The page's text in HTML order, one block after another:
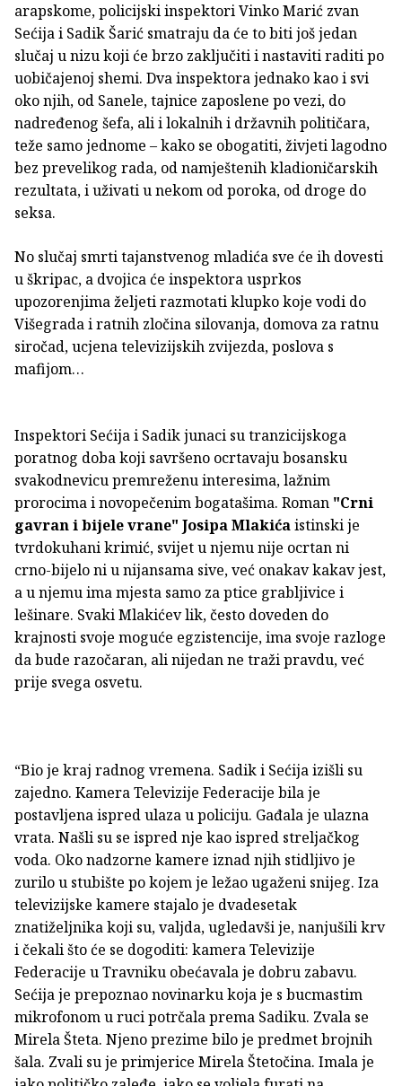
arapskome, policijski inspektori Vinko Marić zvan
Sećija i Sadik Šarić smatraju da će to biti još jedan
slučaj u nizu koji će brzo zaključiti i nastaviti raditi po
uobičajenoj shemi. Dva inspektora jednako kao i svi
oko njih, od Sanele, tajnice zaposlene po vezi, do
nadređenog šefa, ali i lokalnih i državnih političara,
teže samo jednome – kako se obogatiti, živjeti lagodno
bez prevelikog rada, od namještenih kladioničarskih
rezultata, i uživati u nekom od poroka, od droge do
seksa.
No slučaj smrti tajanstvenog mladića sve će ih dovesti
u škripac, a dvojica će inspektora usprkos
upozorenjima željeti razmotati klupko koje vodi do
Višegrada i ratnih zločina silovanja, domova za ratnu
siročad, ucjena televizijskih zvijezda, poslova s
mafijom…
Inspektori Sećija i Sadik junaci su tranzicijskoga
poratnog doba koji savršeno ocrtavaju bosansku
svakodnevicu premreženu interesima, lažnim
prorocima i novopečenim bogatašima. Roman "Crni
gavran i bijele vrane" Josipa Mlakićaistinski je
tvrdokuhani krimić, svijet u njemu nije ocrtan ni
crno-bijelo ni u nijansama sive, već onakav kakav jest,
a u njemu ima mjesta samo za ptice grabljivice i
lešinare. Svaki Mlakićev lik, često doveden do
krajnosti svoje moguće egzistencije, ima svoje razloge
da bude razočaran, ali nijedan ne traži pravdu, već
prije svega osvetu.
“Bio je kraj radnog vremena. Sadik i Sećija izišli su
zajedno. Kamera Televizije Federacije bila je
postavljena ispred ulaza u policiju. Gađala je ulazna
vrata. Našli su se ispred nje kao ispred streljačkog
voda. Oko nadzorne kamere iznad njih stidljivo je
zurilo u stubište po kojem je ležao ugaženi snijeg. Iza
televizijske kamere stajalo je dvadesetak
znatiželjnika koji su, valjda, ugledavši je, nanjušili krv
i čekali što će se dogoditi: kamera Televizije
Federacije u Travniku obećavala je dobru zabavu.
Sećija je prepoznao novinarku koja je s bucmastim
mikrofonom u ruci potrčala prema Sadiku. Zvala se
Mirela Šteta. Njeno prezime bilo je predmet brojnih
šala. Zvali su je primjerice Mirela Štetočina. Imala je